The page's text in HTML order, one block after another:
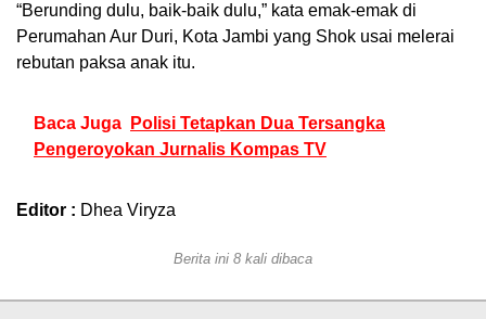
“Berunding dulu, baik-baik dulu,” kata emak-emak di
Perumahan Aur Duri, Kota Jambi yang Shok usai melerai
rebutan paksa anak itu.
Baca Juga
Polisi Tetapkan Dua Tersangka
Pengeroyokan Jurnalis Kompas TV
Editor : Dhea Viryza
Berita ini 8 kali dibaca